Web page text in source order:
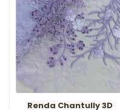
Renda Chantully 3D